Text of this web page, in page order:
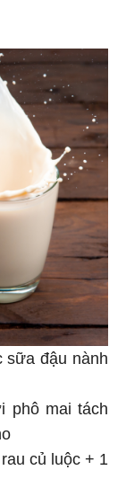
sữa đậu nành
phô mai tách
củ luộc + 1